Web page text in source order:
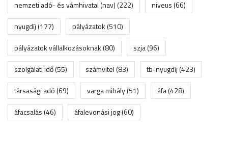
nemzeti adó- és vámhivatal (nav)(222) niveus(66)
nyugdíj(177) pályázatok(510)
pályázatok vállalkozásoknak(80) szja(96)
szolgálati idő(55) számvitel(83) tb-nyugdíj(423)
társasági adó(69) varga mihály(51) áfa(428)
áfacsalás(46) áfalevonási jog(60)